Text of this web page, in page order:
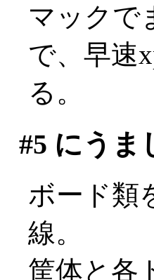
マックで
で、早速
る。
#5 にうま
ボード類
線。
筐体と各